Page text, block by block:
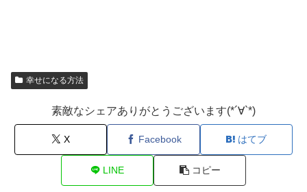
幸せになる方法
素敵なシェアありがとうございます(*´∀`*)
X Facebook はてブ
LINE コピー